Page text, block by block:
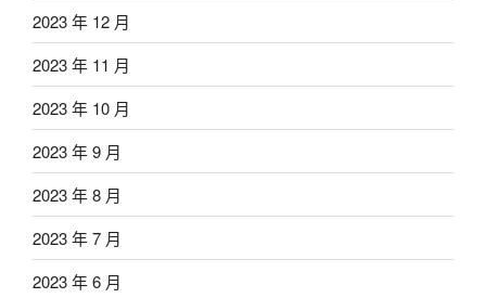
2023 年 12 月
2023 年 11 月
2023 年 10 月
2023 年 9 月
2023 年 8 月
2023 年 7 月
2023 年 6 月